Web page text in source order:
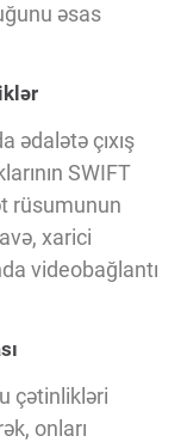
əsas
ədalətə çıxış
SWIFT
rüsumunun
xarici
videobağlantı
çətinlikləri
onları